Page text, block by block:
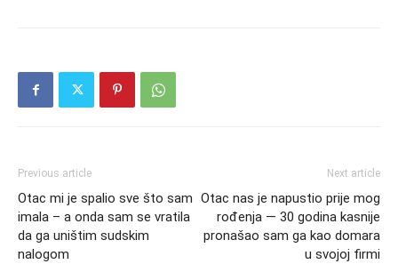
Previous article
Otac mi je spalio sve što sam
imala – a onda sam se vratila
da ga uništim sudskim
nalogom
Next article
Otac nas je napustio prije mog
rođenja — 30 godina kasnije
pronašao sam ga kao domara
u svojoj firmi